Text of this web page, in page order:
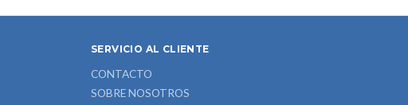
SERVICIO AL CLIENTE
CONTACTO
SOBRE NOSOTROS